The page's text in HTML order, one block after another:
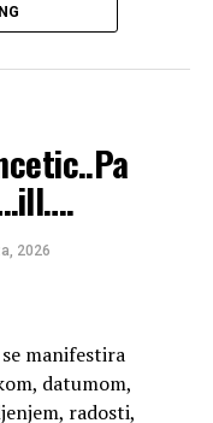
etaže u
2026
manifestira
datumom,
radosti,